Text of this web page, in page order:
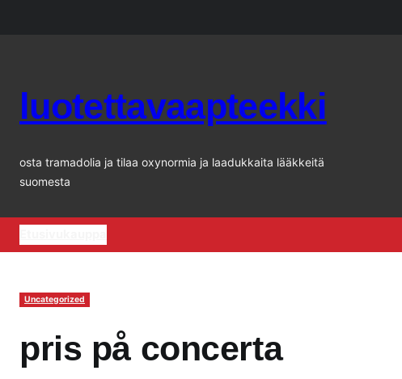
luotettavaapteekki
osta tramadolia ja tilaa oxynormia ja laadukkaita lääkkeitä
suomesta
Uncategorized
pris på concerta